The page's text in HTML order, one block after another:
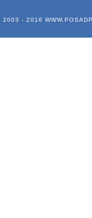
2003 - 2016